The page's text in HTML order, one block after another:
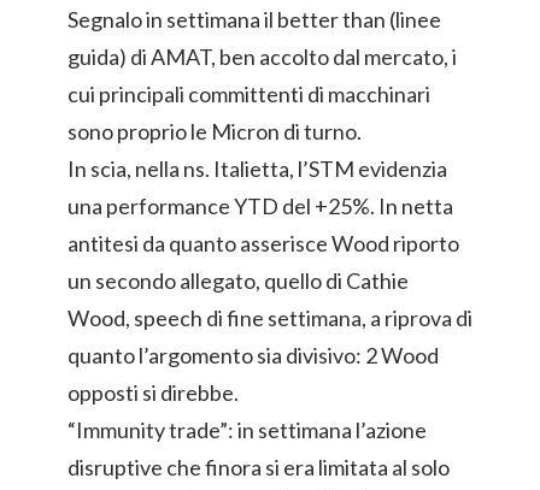
Segnalo in settimana il better than (linee
guida) di AMAT, ben accolto dal mercato, i
cui principali committenti di macchinari
sono proprio le Micron di turno.
In scia, nella ns. Italietta, l’STM evidenzia
una performance YTD del +25%. In netta
antitesi da quanto asserisce Wood riporto
un secondo allegato, quello di Cathie
Wood, speech di fine settimana, a riprova di
quanto l’argomento sia divisivo: 2 Wood
opposti si direbbe.
“Immunity trade”: in settimana l’azione
disruptive che finora si era limitata al solo